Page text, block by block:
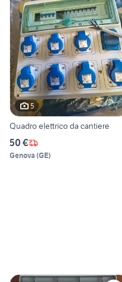
5
Quadro elettrico da cantiere
50 €
Genova (GE)